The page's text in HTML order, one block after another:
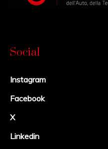
Social
Instagram
Facebook
X
Linkedin